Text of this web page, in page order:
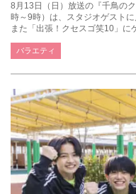
8月13日（日）放送の『千鳥の
時～9時）は、スタジオゲスト
また「出張！クセスゴ笑10」
バラエティ